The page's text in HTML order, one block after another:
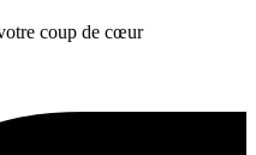
coup de cœur